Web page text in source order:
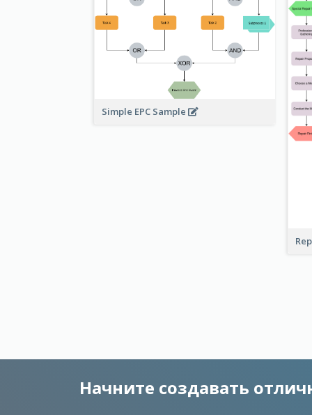
Simple EPC Sample
Начните создавать